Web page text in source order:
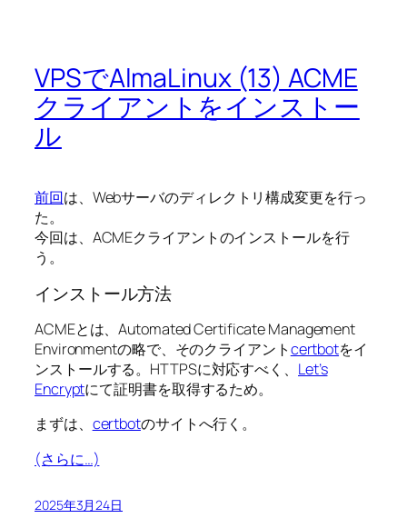
VPSでAlmaLinux (13) ACME
クライアントをインストー
ル
前回は、Webサーバのディレクトリ構成変更を行っ
た。
今回は、ACMEクライアントのインストールを行
う。
インストール方法
ACMEとは、Automated Certificate Management
Environmentの略で、そのクライアントcertbotをイ
ンストールする。HTTPSに対応すべく、 Let’s
Encryptにて証明書を取得するため。
まずは、 certbotのサイトへ行く。
(さらに…)
2025年3月24日